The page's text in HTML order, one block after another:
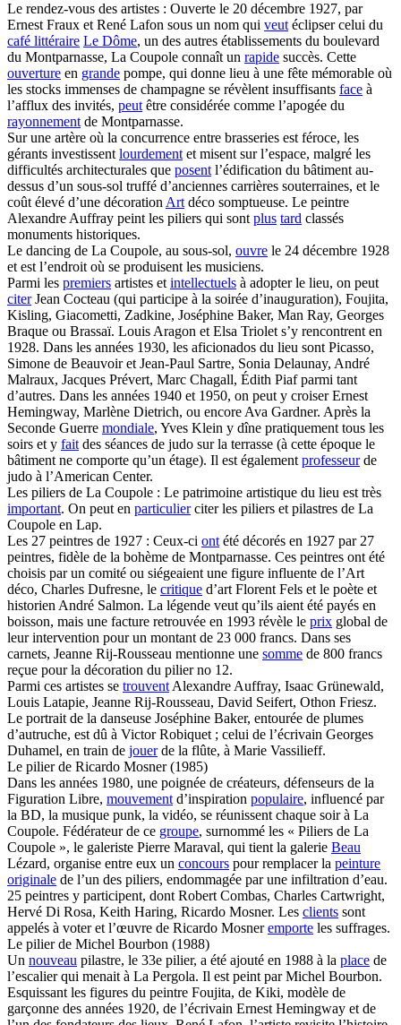
Le rendez-vous des artistes : Ouverte le 20 décembre 1927, par
Ernest Fraux et René Lafon sous un nom qui veut éclipser celui du
café littéraire Le Dôme, un des autres établissements du boulevard
du Montparnasse, La Coupole connaît un rapide succès. Cette
ouverture en grande pompe, qui donne lieu à une fête mémorable où
les stocks immenses de champagne se révèlent insuffisants face à
l’afflux des invités, peut être considérée comme l’apogée du
rayonnement de Montparnasse.
Sur une artère où la concurrence entre brasseries est féroce, les
gérants investissent lourdement et misent sur l’espace, malgré les
difficultés architecturales que posent l’édification du bâtiment au-
dessus d’un sous-sol truffé d’anciennes carrières souterraines, et le
coût élevé d’une décoration Art déco somptueuse. Le peintre
Alexandre Auffray peint les piliers qui sont plus tard classés
monuments historiques.
Le dancing de La Coupole, au sous-sol, ouvre le 24 décembre 1928
et est l’endroit où se produisent les musiciens.
Parmi les premiers artistes et intellectuels à adopter le lieu, on peut
citerJean Cocteau (qui participe à la soirée d’inauguration), Foujita,
Kisling, Giacometti, Zadkine, Joséphine Baker, Man Ray, Georges
Braque ou Brassaï. Louis Aragon et Elsa Triolet s’y rencontrent en
1928. Dans les années 1930, les aficionados du lieu sont Picasso,
Simone de Beauvoir et Jean-Paul Sartre, Sonia Delaunay, André
Malraux, Jacques Prévert, Marc Chagall, Édith Piaf parmi tant
d’autres. Dans les années 1940 et 1950, on peut y croiser Ernest
Hemingway, Marlène Dietrich, ou encore Ava Gardner. Après la
Seconde Guerre mondiale, Yves Klein y dîne pratiquement tous les
soirs et y fait des séances de judo sur la terrasse (à cette époque le
bâtiment ne comporte qu’un étage). Il est également professeurde
judo à l’American Center.
Les piliers de La Coupole : Le patrimoine artistique du lieu est très
important. On peut en particulierciter les piliers et pilastres de La
Coupole en Lap.
Les 27 peintres de 1927 : Ceux-ci ont été décorés en 1927 par 27
peintres, fidèle de la bohème de Montparnasse. Ces peintres ont été
choisis par un comité ou siégeaient une figure influente de l’Art
déco, Charles Dufresne, le critique d’art Florent Fels et le poète et
historien André Salmon. La légende veut qu’ils aient été payés en
boisson, mais une facture retrouvée en 1993 révèle le prix global de
leur intervention pour un montant de 23 000 francs. Dans ses
carnets, Jeanne Rij-Rousseau mentionne une somme de 800 francs
reçue pour la décoration du pilier no 12.
Parmi ces artistes se trouvent Alexandre Auffray, Isaac Grünewald,
Louis Latapie, Jeanne Rij-Rousseau, David Seifert, Othon Friesz.
Le portrait de la danseuse Joséphine Baker, entourée de plumes
d’autruche, est dû à Victor Robiquet ; celui de l’écrivain Georges
Duhamel, en train de jouerde la flûte, à Marie Vassilieff.
Le pilier de Ricardo Mosner (1985)
Dans les années 1980, une poignée de créateurs, défenseurs de la
Figuration Libre, mouvement d’inspiration populaire, influencé par
la BD, la musique punk, la vidéo, se réunissent chaque soir à La
Coupole. Fédérateur de ce groupe, surnommé les « Piliers de La
Coupole », le galeriste Pierre Maraval, qui tient la galerie Beau
Lézard, organise entre eux un concours pour remplacer la peinture
originale de l’un des piliers, endommagée par une infiltration d’eau.
25 peintres y participent, dont Robert Combas, Charles Cartwright,
Hervé Di Rosa, Keith Haring, Ricardo Mosner. Les clients sont
appelés à voter et l’œuvre de Ricardo Mosneremporte les suffrages.
Le pilier de Michel Bourbon (1988)
Un nouveau pilastre, le 33e pilier, a été ajouté en 1988 à la place de
l’escalier qui menait à La Pergola. Il est peint par Michel Bourbon.
Esquissant les figures du peintre Foujita, de Kiki, modèle de
garçonne des années 1920, de l’écrivain Ernest Hemingway et de